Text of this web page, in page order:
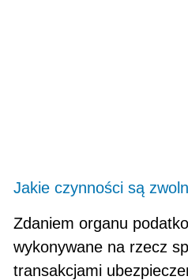
Jakie czynności są
Zdaniem organu
wykonywane na rzecz
transakcjami